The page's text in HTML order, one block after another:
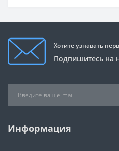
Хотите узнавать
Подпишитесь на
Информация